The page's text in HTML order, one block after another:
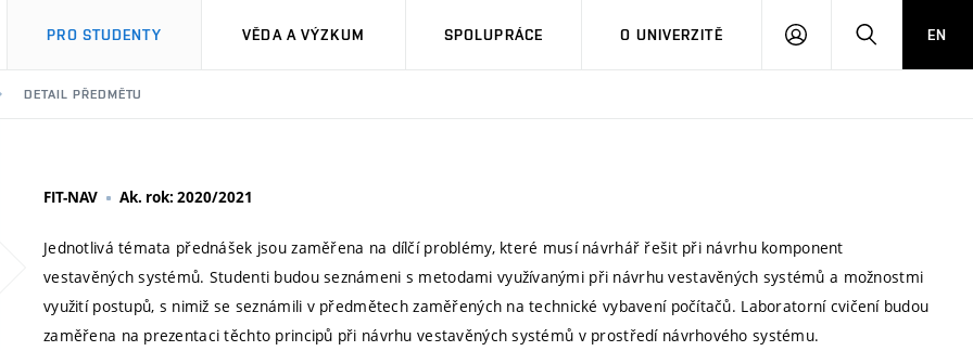
PRO STUDENTY VĚDA A VÝZKUM SPOLUPRÁCE O UNIVERZITĚ
PŘIHLÁSIT HLEDATEN
DETAIL PŘEDMĚTU
FIT-NAV Ak. rok: 2020/2021
Jednotlivá témata přednášek jsou zaměřena na dílčí problémy, které musí návrhář řešit při návrhu komponent
vestavěných systémů. Studenti budou seznámeni s metodami využívanými při návrhu vestavěných systémů a možnostmi
využití postupů, s nimiž se seznámili v předmětech zaměřených na technické vybavení počítačů. Laboratorní cvičení budou
zaměřena na prezentaci těchto principů při návrhu vestavěných systémů v prostředí návrhového systému.